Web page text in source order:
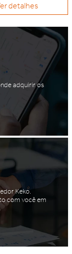
detalhes
adquirir os
Keko.
com você em